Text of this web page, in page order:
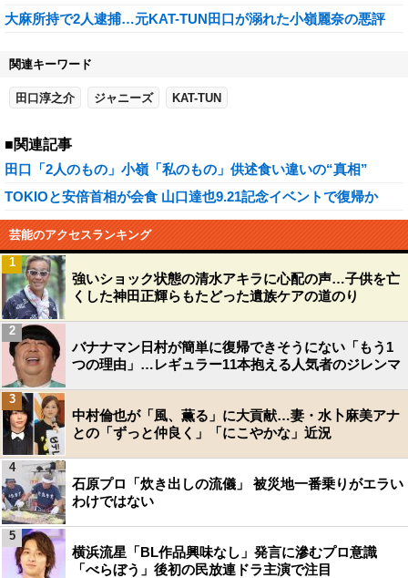
大麻所持で2人逮捕…元KAT-TUN田口が溺れた小嶺麗奈の悪評
関連キーワード
田口淳之介 ジャニーズ KAT-TUN
■関連記事
田口「2人のもの」小嶺「私のもの」供述食い違いの“真相”
TOKIOと安倍首相が会食 山口達也9.21記念イベントで復帰か
芸能のアクセスランキング
強いショック状態の清水アキラに心配の声…子供を亡
くした神田正輝らもたどった遺族ケアの道のり
1
バナナマン日村が簡単に復帰できそうにない「もう1
つの理由」…レギュラー11本抱える人気者のジレンマ
2
中村倫也が「風、薫る」に大貢献…妻・水卜麻美アナ
との「ずっと仲良く」「にこやかな」近況
3
石原プロ「炊き出しの流儀」 被災地一番乗りがエラい
わけではない
4
横浜流星「BL作品興味なし」発言に滲むプロ意識
「べらぼう」後初の民放連ドラ主演で注目
5